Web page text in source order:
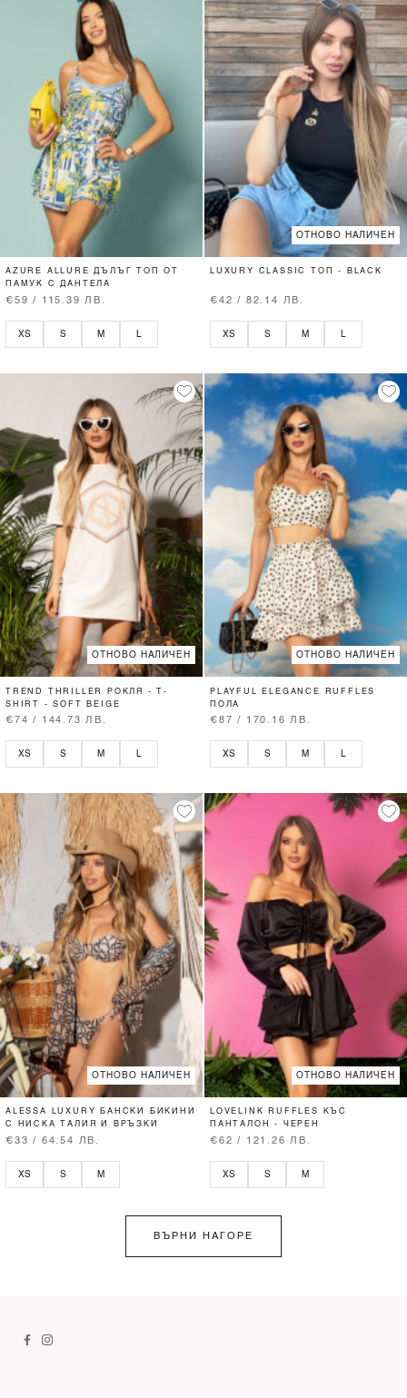
AZURE ALLURE ДЪЛЪГ ТОП ОТ
ПАМУК С ДАНТЕЛА
€59 / 115.39 ЛВ.
XS S M
ОТНОВО НАЛИЧЕН
LUXURY CLASSIC ТОП - BLACK
€42 / 82.14 ЛВ.
XS S M
ОТНОВО НАЛИЧЕН
TREND THRILLER РОКЛЯ - T-
SHIRT - SOFT BEIGE
€74 / 144.73 ЛВ.
XS S M L
ОТНОВО НАЛИЧЕН
PLAYFUL ELEGANCE RUFFLES
ПОЛА
€87 / 170.16 ЛВ.
XS S M L
ОТНОВО НАЛИЧЕН
ALESSA LUXURY БАНСКИ БИКИНИ
С НИСКА ТАЛИЯ И ВРЪЗКИ
€33 / 64.54 ЛВ.
XS S M
ОТНОВО НАЛИЧЕН
LOVELINK RUFFLES КЪС
ПАНТАЛОН - ЧЕРЕН
€62 / 121.26 ЛВ.
XS S M
ВЪРНИ НАГОРЕ